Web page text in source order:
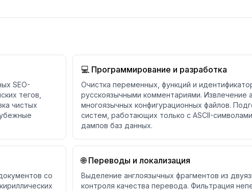
SEO-
тегов,
чистых
💻 Программирование и разработка
Очистка переменных, функций и
русскоязычными комментариями. Извлечение
многоязычных конфигурационных файлов.
систем, работающих только с ASCII-
дампов баз данных.
со
🌐 Переводы и локализация
Выделение англоязычных фрагментов из
контроля качества перевода. Фильтрация